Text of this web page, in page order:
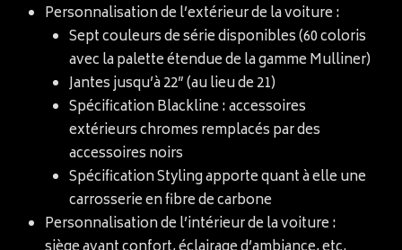
Personnalisation de l’extérieur de la voiture :
Sept couleurs de série disponibles (60 coloris
avec la palette étendue de la gamme Mulliner)
Jantes jusqu’à 22” (au lieu de 21)
Spécification Blackline : accessoires
extérieurs chromes remplacés par des
accessoires noirs
Spécification Styling apporte quant à elle une
carrosserie en fibre de carbone
Personnalisation de l’intérieur de la voiture :